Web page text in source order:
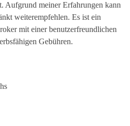
Aufgrund meiner Erfahrungen kann
weiterempfehlen. Es ist ein
mit einer benutzerfreundlichen
Gebühren.